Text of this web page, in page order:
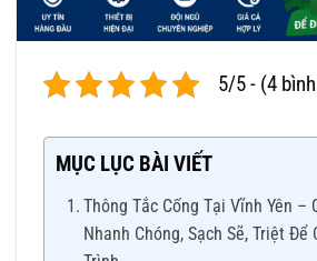
5/5 - (4
MỤC LỤC BÀI VIẾT
Thông Tắc Cống Tại Vĩnh Yên –
Nhanh Chóng, Sạch Sẽ, Triệt Để